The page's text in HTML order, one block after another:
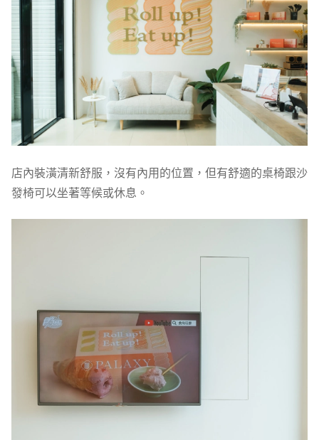
店內裝潢清新舒服，沒有內用的位置，但有舒適的桌椅跟沙
發椅可以坐著等候或休息。